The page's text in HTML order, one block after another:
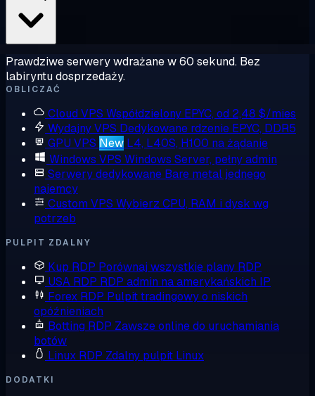
Prawdziwe serwery wdrażane w 60 sekund. Bez
labiryntu dosprzedaży.
OBLICZAĆ
Cloud VPS Współdzielony EPYC, od 2,48 $/mies
Wydajny VPS Dedykowane rdzenie EPYC, DDR5
GPU VPS New L4, L40S, H100 na żądanie
Windows VPS Windows Server, pełny admin
Serwery dedykowane Bare metal jednego
najemcy
Custom VPS Wybierz CPU, RAM i dysk wg
potrzeb
PULPIT ZDALNY
Kup RDP Porównaj wszystkie plany RDP
USA RDP RDP admin na amerykańskich IP
Forex RDP Pulpit tradingowy o niskich
opóźnieniach
Botting RDP Zawsze online do uruchamiania
botów
Linux RDP Zdalny pulpit Linux
DODATKI